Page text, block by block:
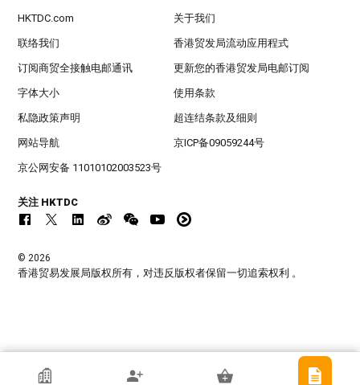
香港贸发局参展商
HKTDC.com 关于我们
联络我们 香港贸发局流动应用程式
订阅商贸全接触电邮通讯 更新您的香港贸发局电邮订阅
字体大小 使用条款
私隐政策声明 超连结条款及细则
网站导航 京ICP备09059244号
京公网安备 11010102003523号
关注 HKTDC
© 2026
香港贸易发展局版权所有，对违反版权者保留一切追索权利 。